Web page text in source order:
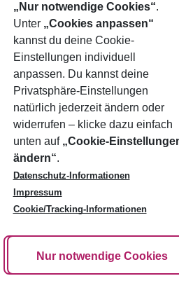
„Nur notwendige Cookies“.
Unter „Cookies anpassen“
kannst du deine Cookie-
Einstellungen individuell
anpassen. Du kannst deine
Privatsphäre-Einstellungen
natürlich jederzeit ändern oder
widerrufen – klicke dazu einfach
unten auf „Cookie-
ändern“.
Datenschutz-Informationen
Impressum
Cookie/Tracking-Informationen
Cookie anpassen
Nur notwendige Cookies